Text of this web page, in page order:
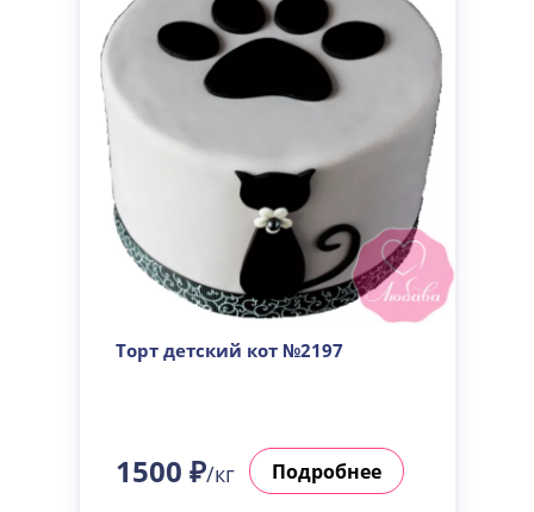
Торт детский кот №2197
1500 ₽/кг Подробнее